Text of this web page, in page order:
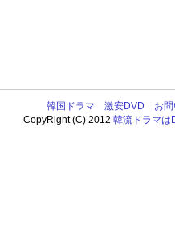
韓国ドラマ 激安DVD
お
CopyRight (C) 2012韓流ドラマは